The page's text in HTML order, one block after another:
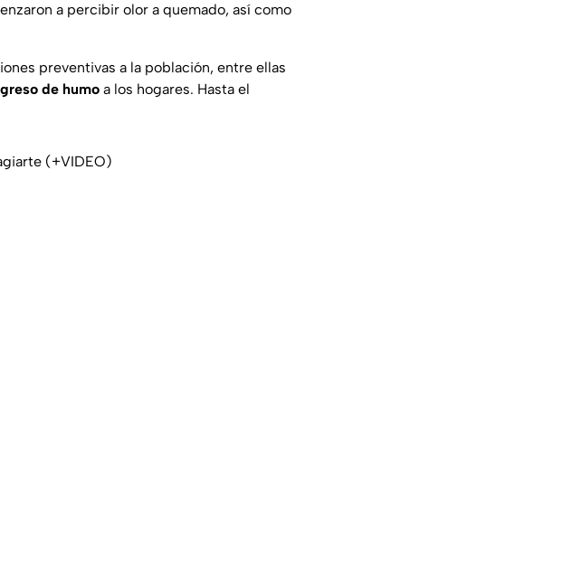
a percibir olor a quemado, así como
preventivas a la población, entre ellas
de humo a los hogares. Hasta el
(+VIDEO)